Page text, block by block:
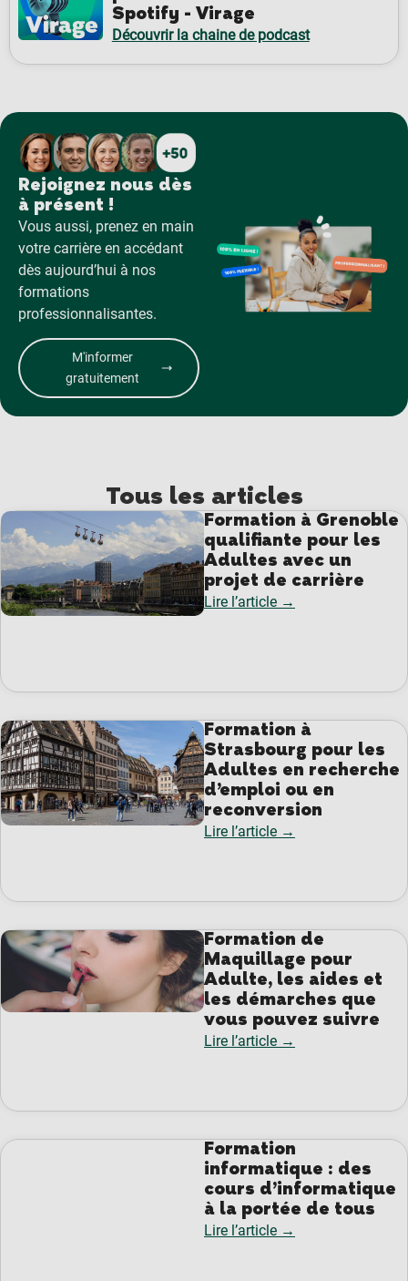
Spotify - Virage
Découvrir la chaine de podcast
Rejoignez nous dès
à présent !
Vous aussi, prenez en main
votre carrière en accédant
dès aujourd’hui à nos
formations
professionnalisantes.
M'informer
gratuitement
Tous les articles
Formation à Grenoble
qualifiante pour les
Adultes avec un
projet de carrière
Lire l’article →
Formation à
Strasbourg pour les
Adultes en recherche
d’emploi ou en
reconversion
Lire l’article →
Formation de
Maquillage pour
Adulte, les aides et
les démarches que
vous pouvez suivre
Lire l’article →
Formation
informatique : des
cours d’informatique
à la portée de tous
Lire l’article →